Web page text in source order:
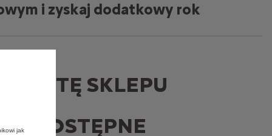
i zyskaj dodatkowy rok
SKLEPU
DOSTĘPNE
jak